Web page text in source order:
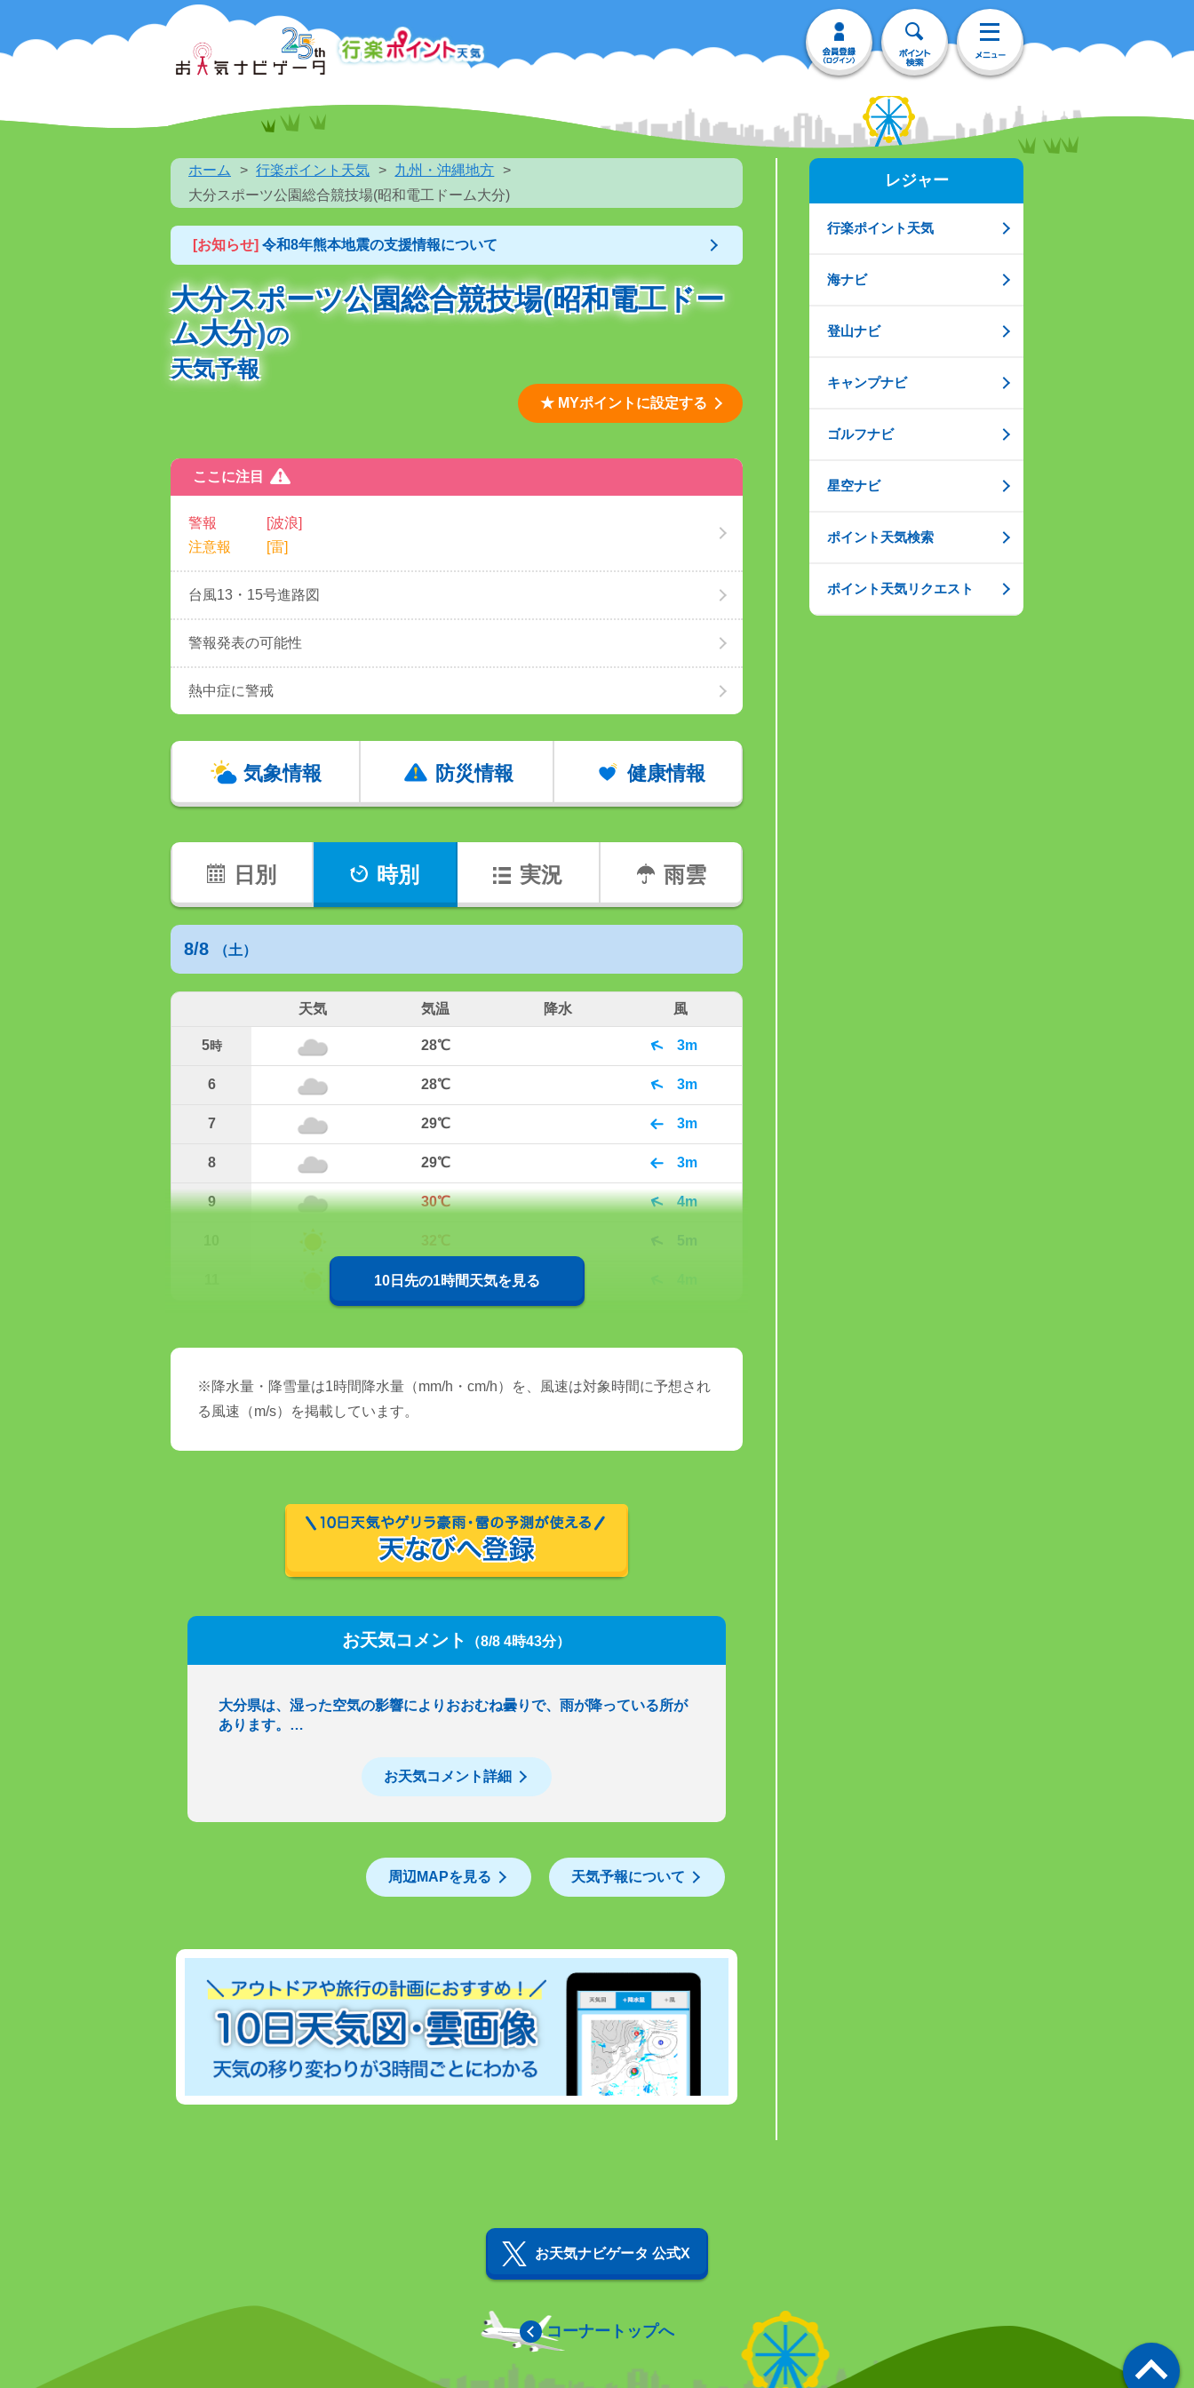
ホーム 行楽ポイント天気
九州・沖縄地方
大分スポーツ公園総合競技場(昭和電工ドーム大分)
[お知らせ] 令和8年熊本地震の支援情報について
大分スポーツ公園総合競技場(昭和電工ドー
ム大分)の
天気予報
★ MYポイントに設定する
ここに注目
警報
[波浪]
注意報
[雷]
台風13・15号進路図
警報発表の可能性
熱中症に警戒
気象情報 防災情報 健康情報
日別 時別 実況 雨雲
8/8 （土）
天気 気温 降水 風
5時 28℃ 3m
6 28℃ 3m
7 29℃ 3m
8 29℃ 3m
9 30℃ 4m
32℃
10日先の1時間天気を見る
※降水量・降雪量は1時間降水量（mm/h・cm/h）を、風速は対象時間に予想され
る風速（m/s）を掲載しています。
お天気コメント （8/8 4時43分）
大分県は、湿った空気の影響によりおおむね曇りで、雨が降っている所が
あります。…
お天気コメント詳細
周辺MAPを見る 天気予報について
レジャー
行楽ポイント天気
海ナビ
登山ナビ
キャンプナビ
ゴルフナビ
星空ナビ
ポイント天気検索
ポイント天気リクエスト
お天気ナビゲータ 公式X
コーナートップへ